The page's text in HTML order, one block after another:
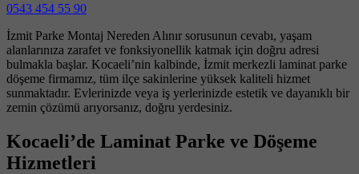
0543 454 55 90
İzmit Parke Montaj Nereden Alınır sorusunun cevabı, yaşam
alanlarınıza zarafet ve fonksiyonellik katmak için doğru adresi
bulmakla başlar. Kocaeli’nin kalbinde, İzmit merkezli laminat parke
döşeme firmamız, tüm ilçe sakinlerine yüksek kaliteli hizmet
sunmaktadır. Evlerinizde veya iş yerlerinizde estetik ve dayanıklı bir
zemin çözümü arıyorsanız, doğru yerdesiniz.
Kocaeli’de Laminat Parke ve Döşeme
Hizmetleri